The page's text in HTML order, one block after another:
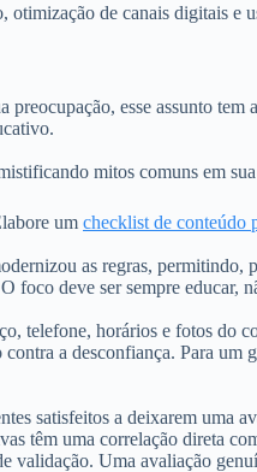
de canais digitais e
esse assunto tem
mitos comuns em sua
um checklist de conteúdo
as regras, permitindo,
foco deve ser sempre educar,
telefone, horários e fotos do
a desconfiança. Para um
satisfeitos a deixarem uma
têm uma correlação direta
validação. Uma avaliação